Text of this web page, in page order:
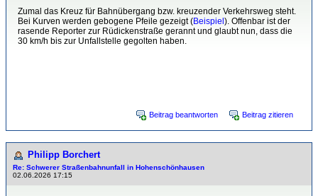
Zumal das Kreuz für Bahnübergang bzw. kreuzender Verkehrsweg steht.
Bei Kurven werden gebogene Pfeile gezeigt (Beispiel ). Offenbar ist der
rasende Reporter zur Rüdickenstraße gerannt und glaubt nun, dass die
30 km/h bis zur Unfallstelle gegolten haben.
Beitrag beantworten Beitrag zitieren
Philipp Borchert
Re: Schwerer Straßenbahnunfall in Hohenschönhausen
02.06.2026 17:15